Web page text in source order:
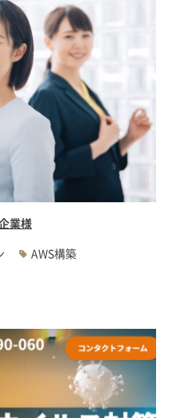
業様
AWS構築